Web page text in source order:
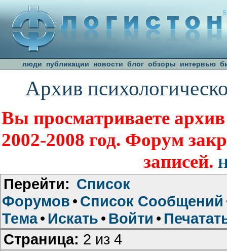
люди публикации новости блог обзоры интервью
Архив
Вы просматриваете
2002-2008 год. Форум
записей.
Перейти: Список
Форумов • Список Сообщений
Тема• Искать • Войти •
Страница: 2 из 4